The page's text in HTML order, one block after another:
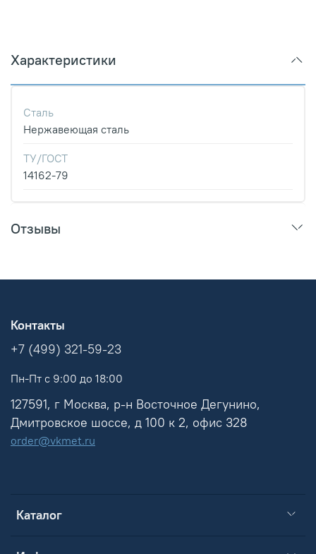
Характеристики
Сталь
Нержавеющая сталь
ТУ/ГОСТ
14162-79
Отзывы
Каталог
Контакты
+7 (499) 321-59-23
Пн-Пт с 9:00 до 18:00
127591, г Москва, р-н Восточное Дегунино,
Дмитровское шоссе, д 100 к 2, офис 328
order@vkmet.ru